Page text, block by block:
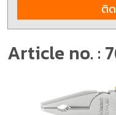
Article no. :
ติ